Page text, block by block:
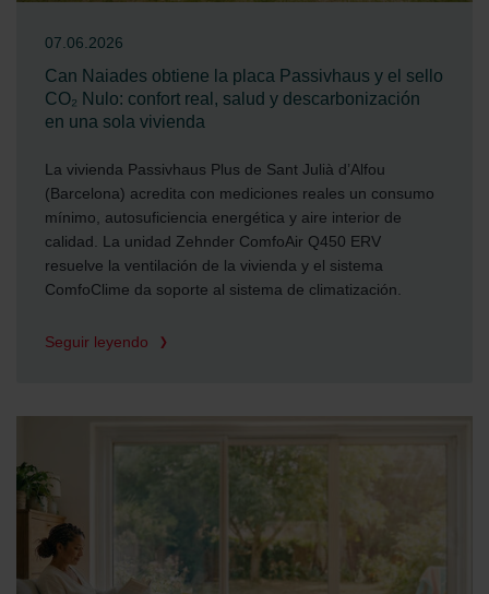
07.06.2026
Can Naiades obtiene la placa Passivhaus y el sello
CO₂ Nulo: confort real, salud y descarbonización
en una sola vivienda
La vivienda Passivhaus Plus de Sant Julià d’Alfou
(Barcelona) acredita con mediciones reales un consumo
mínimo, autosuficiencia energética y aire interior de
calidad. La unidad Zehnder ComfoAir Q450 ERV
resuelve la ventilación de la vivienda y el sistema
ComfoClime da soporte al sistema de climatización.
Seguir leyendo